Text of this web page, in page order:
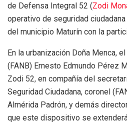
de Defensa Integral 52 (Zodi
operativo de seguridad
del municipio Maturín con la
En la urbanización Doña Menca,
(FANB) Ernesto Edmundo Pérez
Zodi 52, en compañía del
Seguridad Ciudadana, coronel
Almérida Padrón, y demás
que este dispositivo se